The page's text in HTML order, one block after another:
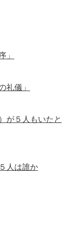
」
礼儀」
が５人もいたと
人は誰か